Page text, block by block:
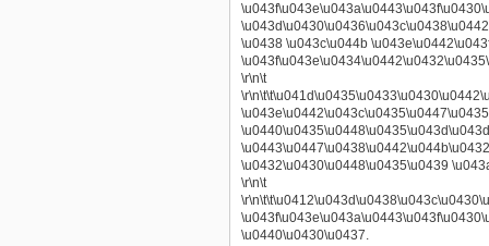
\u0438 \u043c\u044b
\r\n\t
\u0432\u0430\u0448\u0435\u0439
\r\n\t
\u0440\u0430\u0437.